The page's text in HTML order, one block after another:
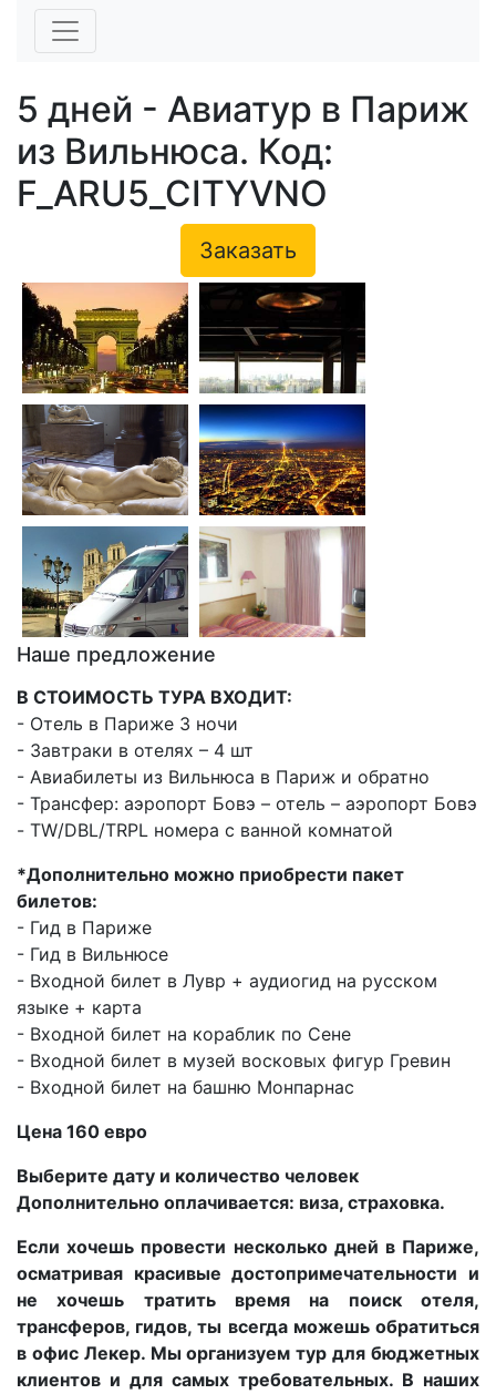
5 дней - Авиатур в Париж
из Вильнюса. Код:
F_ARU5_CITYVNO
Заказать
Наше предложение
В СТОИМОСТЬ ТУРА ВХОДИТ:
- Отель в Париже 3 ночи
- Завтраки в отелях – 4 шт
- Авиабилеты из Вильнюса в Париж и обратно
- Трансфер: аэропорт Бовэ – отель – аэропорт Бовэ
- TW/DBL/TRPL номера с ванной комнатой
*Дополнительно можно приобрести пакет
билетов:
- Гид в Париже
- Гид в Вильнюсе
- Входной билет в Лувр + аудиогид на русском
языке + карта
- Входной билет на кораблик по Сене
- Входной билет в музей восковых фигур Гревин
- Входной билет на башню Монпарнас
Цена 160 евро
Выберите дату и количество человек
Дополнительно оплачивается: виза, страховка.
Если хочешь провести несколько дней в Париже,
осматривая красивые достопримечательности и
не хочешь тратить время на поиск отеля,
трансферов, гидов, ты всегда можешь обратиться
в офис Лекер. Мы организуем тур для бюджетных
клиентов и для самых требовательных. В наших